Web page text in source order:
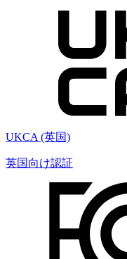
UKCA (英国)
英国向け認証